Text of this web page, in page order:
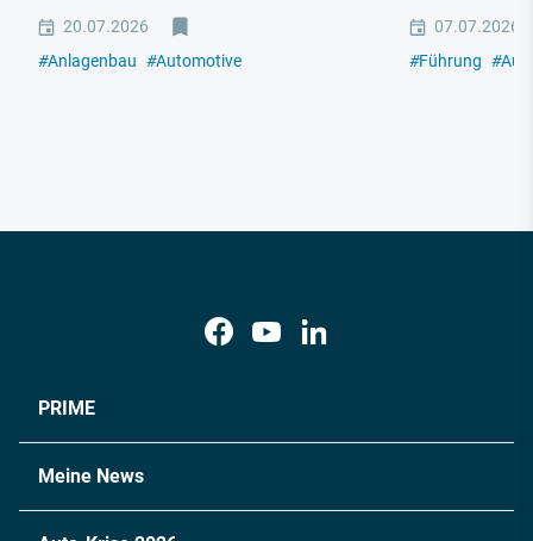
20.07.2026
#Anlagenbau #Automotive
07.07.2026
#Führung #
PRIME
Meine News